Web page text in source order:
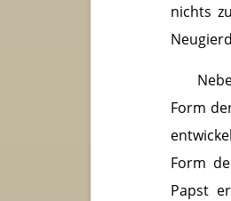
nichts
Form
Form
Papst